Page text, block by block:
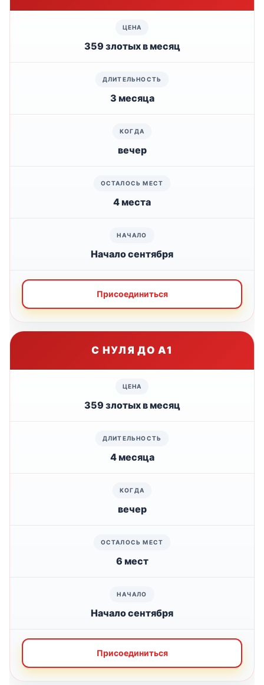
359 злотых в месяц
3 месяца
вечер
4 места
Начало сентября
Присоединиться
С НУЛЯ ДО А1
359 злотых в месяц
4 месяца
вечер
6 мест
Начало сентября
Присоединиться